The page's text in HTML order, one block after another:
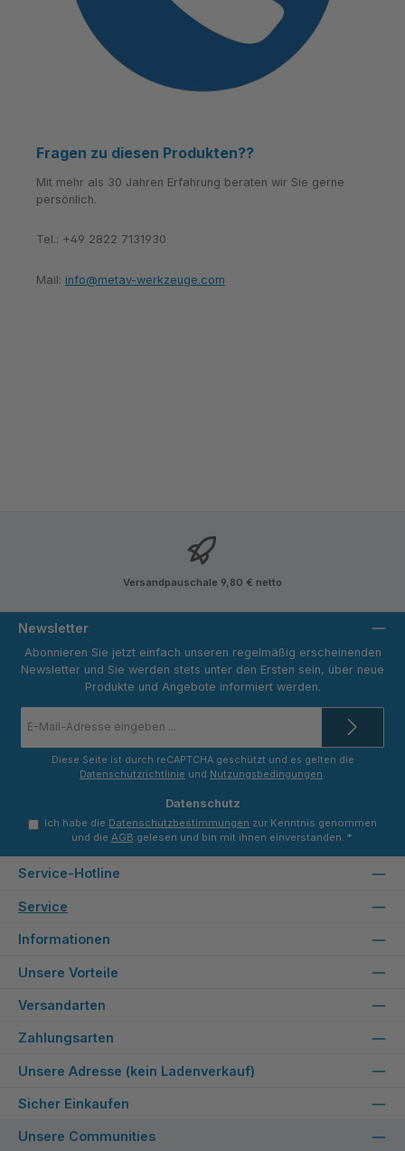
Fragen zu diesen Produkten??
Mit mehr als 30 Jahren Erfahrung beraten wir Sie gerne
persönlich.
Tel.: +49 2822 7131930
Mail: info@metav-werkzeuge.com
Versandpauschale 9,80 € netto
Newsletter
Abonnieren Sie jetzt einfach unseren regelmäßig erscheinenden
Newsletter und Sie werden stets unter den Ersten sein, über neue
Produkte und Angebote informiert werden.
Mail-
*
Diese Seite ist durch reCAPTCHA geschützt und es gelten die
Datenschutzrichtlinie und Nutzungsbedingungen.
Datenschutz
Ich habe die Datenschutzbestimmungen zur Kenntnis genommen
und die AGB gelesen und bin mit ihnen einverstanden. *
Service-Hotline
Service
Informationen
Unsere Vorteile
Versandarten
Zahlungsarten
Unsere Adresse (kein Ladenverkauf)
Sicher Einkaufen
Unsere Communities